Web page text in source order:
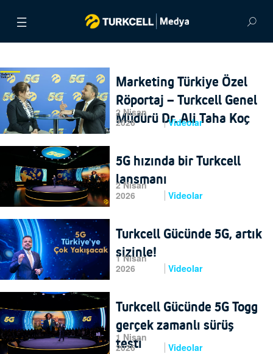
VİDEOLAR
GÖRSEL ARŞİV
İLETİŞİM
ENGLISH
2 Nisan
2026
Videolar
Marketing Türkiye Özel
Röportaj – Turkcell Genel
Müdürü Dr. Ali Taha Koç
2 Nisan
2026
Videolar
5G hızında bir Turkcell
lansmanı
1 Nisan
2026
Videolar
Turkcell Gücünde 5G, artık
sizinle!
1 Nisan
2026
Videolar
Turkcell Gücünde 5G Togg
gerçek zamanlı sürüş
testi